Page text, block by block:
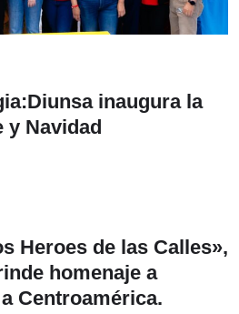
inaugura la
y Navidad
Heroes de las Calles»,
homenaje a
Centroamérica.